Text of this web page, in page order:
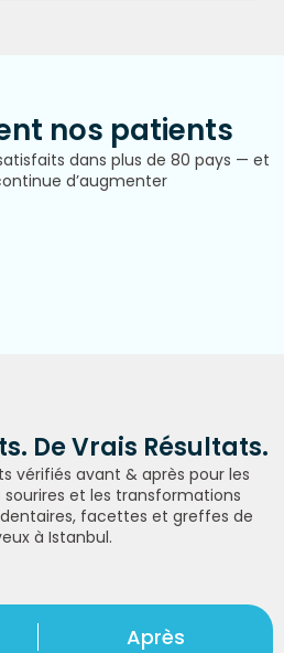
nos patients
dans plus de 80 pays — et
d’augmenter
De Vrais Résultats.
vérifiés avant & après pour les
sourires et les transformations
facettes et greffes de
à Istanbul.
Après